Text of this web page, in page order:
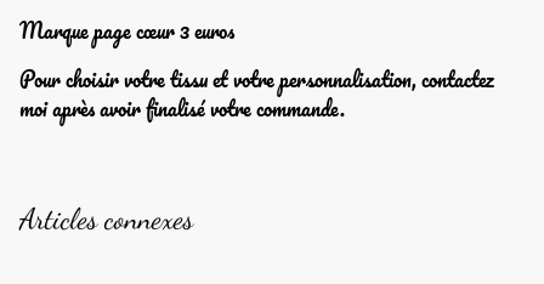
Marque page cœur 3 euros
Pour choisir votre tissu et votre personnalisation, contactez
moi après avoir finalisé votre commande.
Articles connexes